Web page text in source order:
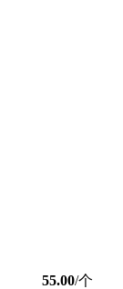
55.00/个